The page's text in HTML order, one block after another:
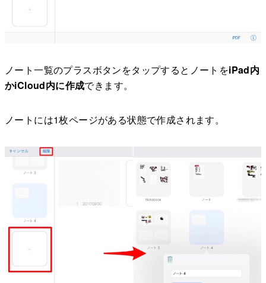
ノート一覧のプラスボタンをタップするとノートをiPad内
かiCloud内に作成できます。
ノートには1枚ページがある状態で作成されます。